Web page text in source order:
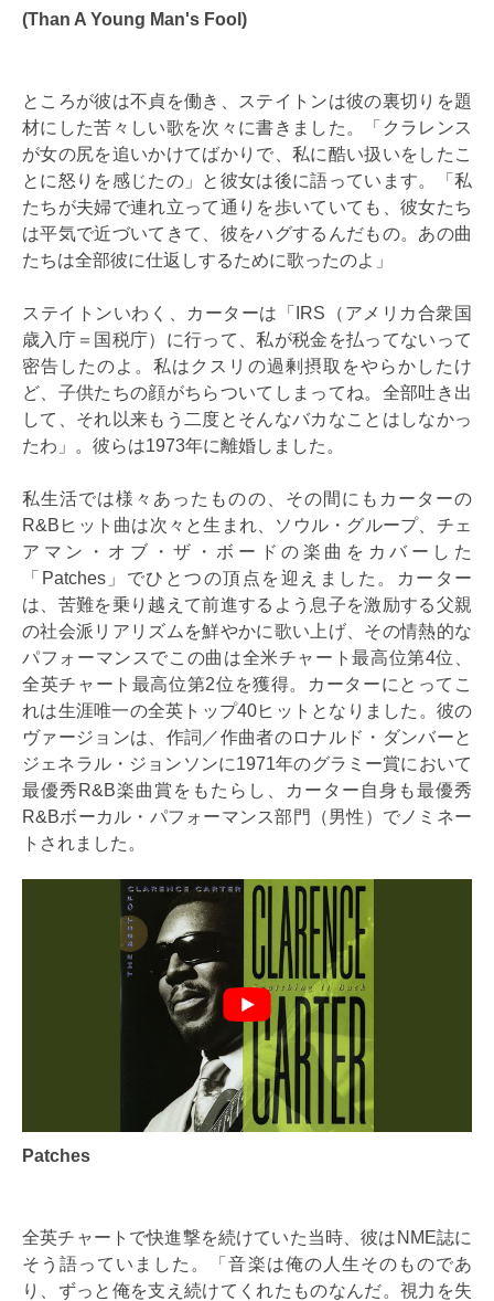
(Than A Young Man's Fool)
ところが彼は不貞を働き、ステイトンは彼の裏切りを題
材にした苦々しい歌を次々に書きました。「クラレンス
が女の尻を追いかけてばかりで、私に酷い扱いをしたこ
とに怒りを感じたの」と彼女は後に語っています。「私
たちが夫婦で連れ立って通りを歩いていても、彼女たち
は平気で近づいてきて、彼をハグするんだもの。あの曲
たちは全部彼に仕返しするために歌ったのよ」
ステイトンいわく、カーターは「IRS（アメリカ合衆国
歳入庁＝国税庁）に行って、私が税金を払ってないって
密告したのよ。私はクスリの過剰摂取をやらかしたけ
ど、子供たちの顔がちらついてしまってね。全部吐き出
して、それ以来もう二度とそんなバカなことはしなかっ
たわ」。彼らは1973年に離婚しました。
私生活では様々あったものの、その間にもカーターの
R&Bヒット曲は次々と生まれ、ソウル・グループ、チェ
アマン・オブ・ザ・ボードの楽曲をカバーした
「Patches」でひとつの頂点を迎えました。カーター
は、苦難を乗り越えて前進するよう息子を激励する父親
の社会派リアリズムを鮮やかに歌い上げ、その情熱的な
パフォーマンスでこの曲は全米チャート最高位第4位、
全英チャート最高位第2位を獲得。カーターにとってこ
れは生涯唯一の全英トップ40ヒットとなりました。彼の
ヴァージョンは、作詞／作曲者のロナルド・ダンバーと
ジェネラル・ジョンソンに1971年のグラミー賞において
最優秀R&B楽曲賞をもたらし、カーター自身も最優秀
R&Bボーカル・パフォーマンス部門（男性）でノミネー
トされました。
Patches
全英チャートで快進撃を続けていた当時、彼はNME誌に
そう語っていました。「音楽は俺の人生そのものであ
り、ずっと俺を支え続けてくれたものなんだ。視力を失